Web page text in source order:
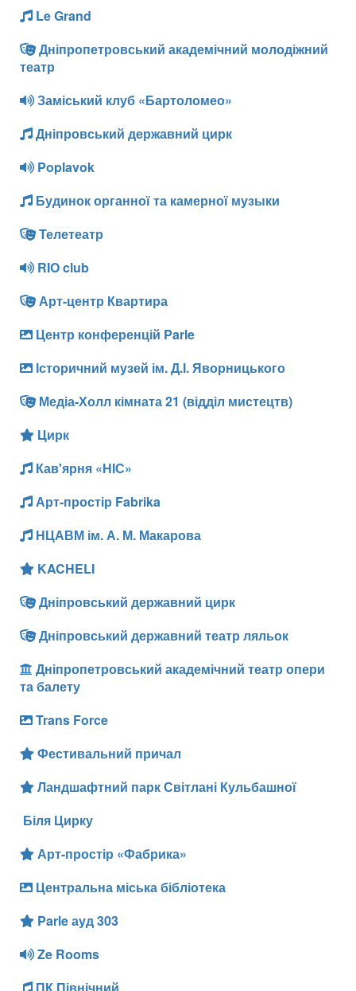
Le Grand
Дніпропетровський академічний молодіжний
театр
Заміський клуб «Бартоломео»
Дніпровський державний цирк
Poplavok
Будинок органної та камерної музыки
Телетеатр
RIO club
Арт-центр Квартира
Центр конференцій Parle
Історичний музей ім. Д.І. Яворницького
Медіа-Холл кімната 21 (відділ мистецтв)
Цирк
Кав'ярня «НІС»
Арт-простір Fabrika
НЦАВМ ім. А. М. Макарова
KACHELI
Дніпровський державний цирк
Дніпровський державний театр ляльок
Дніпропетровський академічний театр опери
та балету
Trans Force
Фестивальний причал
Ландшафтний парк Світлані Кульбашної
Біля Цирку
Арт-простір «Фабрика»
Центральна міська бібліотека
Parle ауд 303
Ze Rooms
ПК Північний